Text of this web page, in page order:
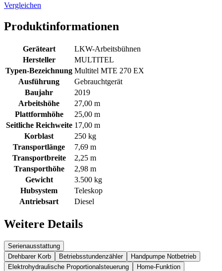
Vergleichen
Produktinformationen
Geräteart
LKW-Arbeitsbühnen
Hersteller
MULTITEL
Typen-Bezeichnung Multitel MTE 270 EX
Ausführung
Gebrauchtgerät
Baujahr
2019
Arbeitshöhe
27,00 m
Plattformhöhe
25,00 m
Seitliche Reichweite 17,00 m
Korblast
250 kg
Transportlänge
7,69 m
Transportbreite
2,25 m
Transporthöhe
2,98 m
Gewicht
3.500 kg
Hubsystem
Teleskop
Antriebsart
Diesel
Weitere Details
Serienausstattung
Drehbarer Korb
Betriebsstundenzähler
Handpumpe Notbetrieb
Elektrohydraulische Proportionalsteuerung
Home-Funktion